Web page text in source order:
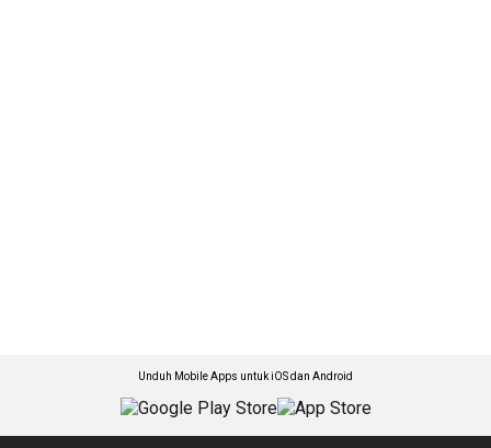
Unduh Mobile Apps untuk iOS dan Android